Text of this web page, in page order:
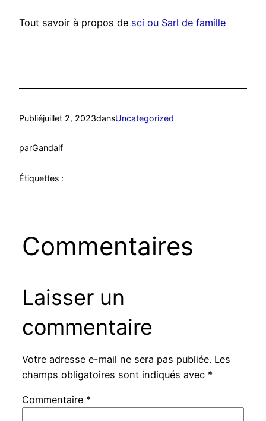
Tout savoir à propos de sci ou Sarl de famille
Publiéjuillet 2, 2023dansUncategorized
parGandalf
Étiquettes :
Commentaires
Laisser un
commentaire
Votre adresse e-mail ne sera pas publiée. Les
champs obligatoires sont indiqués avec *
Commentaire *